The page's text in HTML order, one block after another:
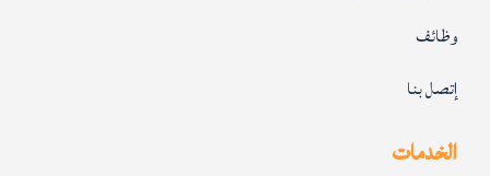
وظائف
إتصل بنا
الخدمات